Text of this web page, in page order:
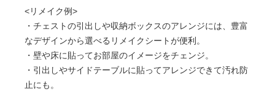
<リメイク例>
・チェストの引出しや収納ボックスのアレンジには、豊富
なデザインから選べるリメイクシートが便利。
・壁や床に貼ってお部屋のイメージをチェンジ。
・引出しやサイドテーブルに貼ってアレンジできて汚れ防
止にも。